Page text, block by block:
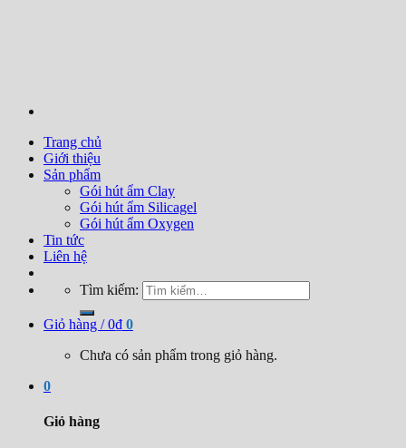
Trang chủ
Giới thiệu
Sản phẩm
Gói hút ẩm Clay
Gói hút ẩm Silicagel
Gói hút ẩm Oxygen
Tin tức
Liên hệ
Tìm kiếm:
Giỏ hàng /0₫ 0
Chưa có sản phẩm trong giỏ hàng.
0
Giỏ hàng